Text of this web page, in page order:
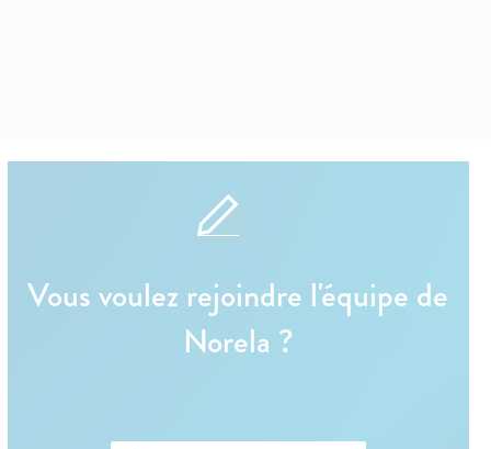
Vous voulez rejoindre l'équipe de
Norela ?